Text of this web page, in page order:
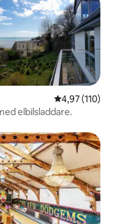
4,97 av 5 i
4,97 (110)
elbilsladdare.